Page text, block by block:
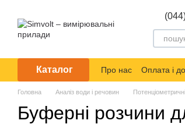
Каталог Про нас Оплата і
Головна Аналіз води і речовин
Буферні розчини